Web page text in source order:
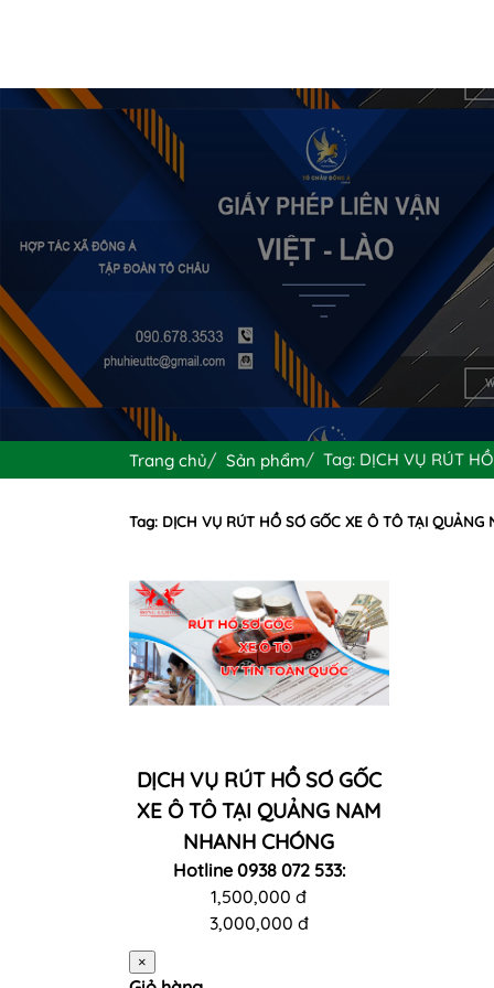
Trang chủ Sản phẩm Tag: DỊCH VỤ RÚT
Tag: DỊCH VỤ RÚT HỒ SƠ GỐC XE Ô TÔ TẠI
DỊCH VỤ RÚT HỒ SƠ GỐC
XE Ô TÔ TẠI QUẢNG NAM
NHANH CHÓNG
Hotline 0938 072 533:
1,500,000 đ
3,000,000 đ
×